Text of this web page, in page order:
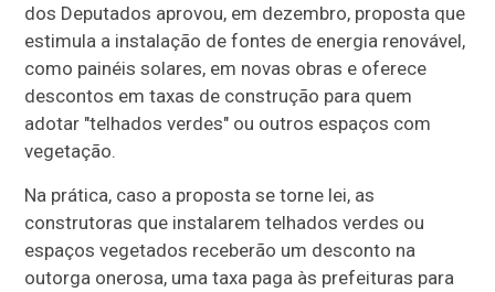
dos Deputados aprovou, em dezembro, proposta que
estimula a instalação de fontes de energia renovável,
como painéis solares, em novas obras e oferece
descontos em taxas de construção para quem
adotar "telhados verdes" ou outros espaços com
vegetação.
Na prática, caso a proposta se torne lei, as
construtoras que instalarem telhados verdes ou
espaços vegetados receberão um desconto na
outorga onerosa, uma taxa paga às prefeituras para